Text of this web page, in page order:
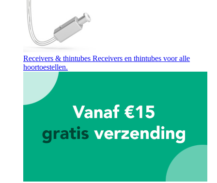
Receivers & thintubes Receivers en thintubes voor alle
hoortoestellen.